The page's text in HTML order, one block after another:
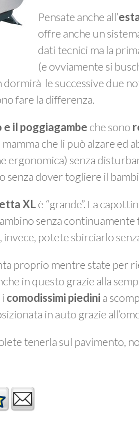
Pensate anche all’
offre anche un
dati tecnici ma la
(e ovviamente si
le successive due
fare la differenza.
e il poggiagambe che sono
che li può alzare ed
ergonomica) senza
senza dover togliere il
XLè “grande”. La
senza
invece, potete sbirciarlo
proprio mentre state per
in questo grazie alla
i comodissimi piedini a
in auto grazie
tenerla sul pavimento,